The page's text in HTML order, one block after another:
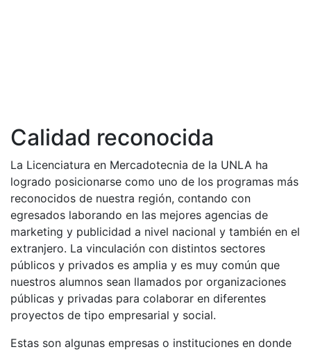
Calidad reconocida
La Licenciatura en Mercadotecnia de la UNLA ha
logrado posicionarse como uno de los programas más
reconocidos de nuestra región, contando con
egresados laborando en las mejores agencias de
marketing y publicidad a nivel nacional y también en el
extranjero. La vinculación con distintos sectores
públicos y privados es amplia y es muy común que
nuestros alumnos sean llamados por organizaciones
públicas y privadas para colaborar en diferentes
proyectos de tipo empresarial y social.
Estas son algunas empresas o instituciones en donde